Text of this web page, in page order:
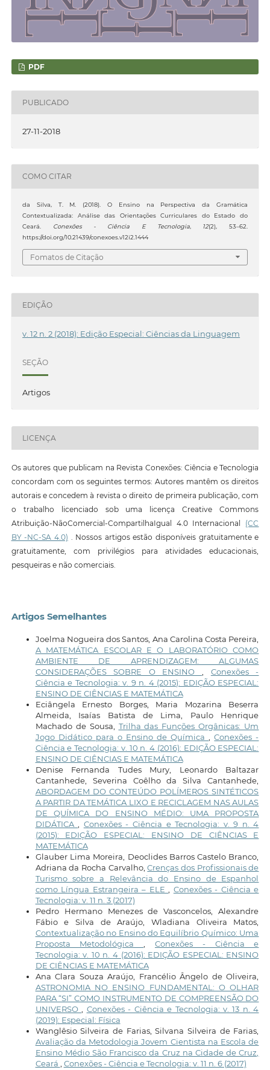
PDF
PUBLICADO
27-11-2018
COMO CITAR
da Silva, T. M. (2018). O Ensino na Perspectiva da Gramática
Contextualizada: Análise das Orientações Curriculares do Estado do
Ceará.
Conexões - Ciência E Tecnologia, 12(2), 53–62.
https://doi.org/10.21439/conexoes.v12i2.1444
Fomatos de Citação
EDIÇÃO
v. 12 n. 2 (2018): Edição Especial: Ciências da Linguagem
SEÇÃO
Artigos
LICENÇA
Os autores que publicam na Revista Conexões: Ciência e Tecnologia
concordam com os seguintes termos: Autores mantêm os direitos
autorais e concedem à revista o direito de primeira publicação, com
o trabalho licenciado sob uma licença Creative Commons
Atribuição-NãoComercial-CompartilhaIgual 4.0 Internacional (CC
BY -NC-SA 4.0) . Nossos artigos estão disponíveis gratuitamente e
gratuitamente, com privilégios para atividades educacionais,
pesqueiras e não comerciais.
Artigos Semelhantes
Joelma Nogueira dos Santos, Ana Carolina Costa Pereira,
A MATEMÁTICA ESCOLAR E O LABORATÓRIO COMO
AMBIENTE DE APRENDIZAGEM: ALGUMAS
CONSIDERAÇÕES SOBRE O ENSINO
Conexões -
Ciência e Tecnologia: v. 9 n. 4 (2015): EDIÇÃO ESPECIAL:
ENSINO DE CIÊNCIAS E MATEMÁTICA
Eciângela Ernesto Borges, Maria Mozarina Beserra
Almeida, Isaías Batista de Lima, Paulo Henrique
Machado de Sousa, Trilha das Funções Orgânicas: Um
Jogo Didático para o Ensino de Química
,Conexões -
Ciência e Tecnologia: v. 10 n. 4 (2016): EDIÇÃO ESPECIAL:
ENSINO DE CIÊNCIAS E MATEMÁTICA
Denise Fernanda Tudes Mury, Leonardo Baltazar
Cantanhede, Severina Coêlho da Silva Cantanhede,
ABORDAGEM DO CONTEÚDO POLÍMEROS SINTÉTICOS
A PARTIR DA TEMÁTICA LIXO E RECICLAGEM NAS AULAS
DE QUÍMICA DO ENSINO MÉDIO: UMA PROPOSTA
DIDÁTICA
Conexões - Ciência e Tecnologia: v. 9 n. 4
(2015): EDIÇÃO ESPECIAL: ENSINO DE CIÊNCIAS E
MATEMÁTICA
Glauber Lima Moreira, Deoclides Barros Castelo Branco,
Adriana da Rocha Carvalho,Crenças dos Profissionais de
Turismo sobre a Relevância do Ensino de Espanhol
como Língua Estrangeira – ELE
Conexões - Ciência e
Tecnologia: v. 11 n. 3 (2017)
Pedro Hermano Menezes de Vasconcelos, Alexandre
Fábio e Silva de Araújo, Wladiana Oliveira Matos,
Contextualização no Ensino do Equilíbrio Químico: Uma
Proposta Metodológica
Conexões - Ciência e
Tecnologia: v. 10 n. 4 (2016): EDIÇÃO ESPECIAL: ENSINO
DE CIÊNCIAS E MATEMÁTICA
Ana Clara Souza Araújo, Francélio Ângelo de Oliveira,
ASTRONOMIA NO ENSINO FUNDAMENTAL: O OLHAR
PARA “SI” COMO INSTRUMENTO DE COMPREENSÃO DO
UNIVERSO
Conexões - Ciência e Tecnologia: v. 13 n. 4
(2019): Especial: Física
Wanglêsio Silveira de Farias, Silvana Silveira de Farias,
Avaliação da Metodologia Jovem Cientista na Escola de
Ensino Médio São Francisco da Cruz na Cidade de Cruz,
Ceará
Conexões - Ciência e Tecnologia: v. 11 n. 6 (2017)